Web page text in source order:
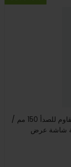
معيار فرانكشتاين الرقمي المعدني من الصلب المقاوم للصدأ 150 مم /